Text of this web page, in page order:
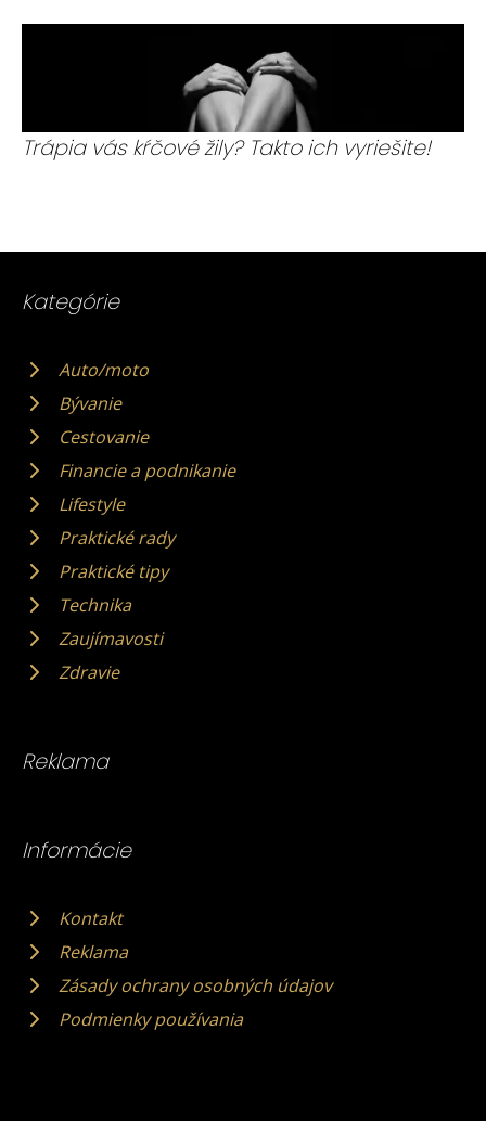
Trápia vás kŕčové žily? Takto ich vyriešite!
Kategórie
Auto/moto
Bývanie
Cestovanie
Financie a podnikanie
Lifestyle
Praktické rady
Praktické tipy
Technika
Zaujímavosti
Zdravie
Reklama
Informácie
Kontakt
Reklama
Zásady ochrany osobných údajov
Podmienky používania